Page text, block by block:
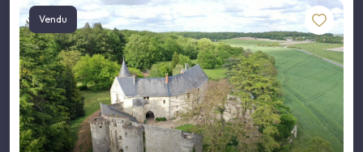
Vendu